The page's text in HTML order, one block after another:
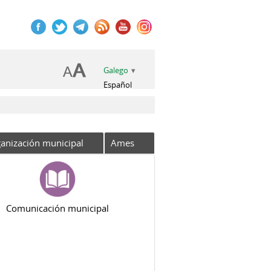
Galego
Español
municipal Ames
Comunicación municipal